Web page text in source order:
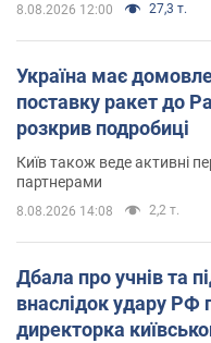
8.08.2026 12:00 27,3 т.
Україна має
поставку ракет до
розкрив подробиці
Київ також веде активні
партнерами
8.08.2026 14:08 2,2 т.
Дбала про учнів та
внаслідок удару РФ
директорка